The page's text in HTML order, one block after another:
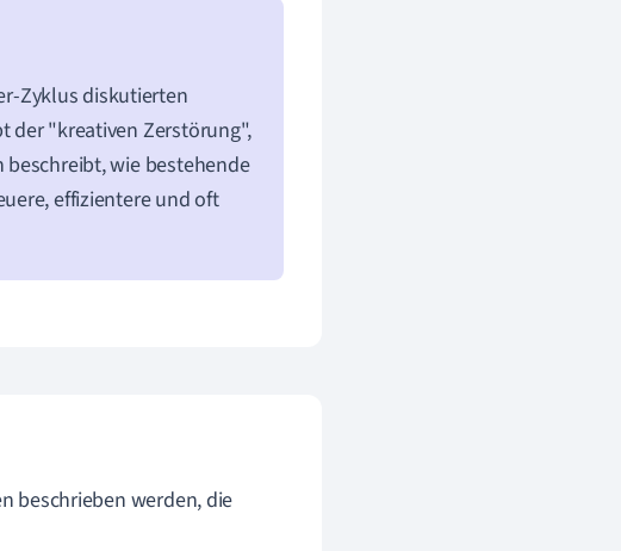
Zyklus diskutierten
der "kreativen Zerstörung",
wie bestehende
effizientere und oft
beschrieben werden, die